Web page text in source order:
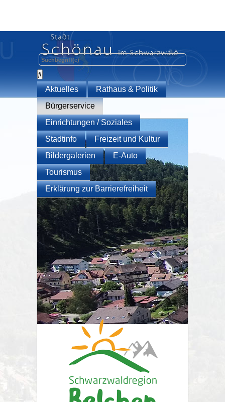
Aktuelles
Rathaus & Politik
Bürgerservice
Einrichtungen / Soziales
Stadtinfo
Freizeit und Kultur
Bildergalerien
E-Auto
Tourismus
Erklärung zur Barrierefreiheit